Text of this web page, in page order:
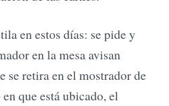
en estos días: se pide y
en la mesa avisan
se retira en el mostrador de
que está ubicado, el